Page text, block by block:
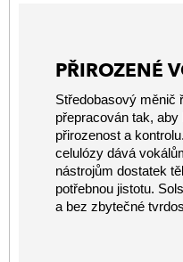
PŘIROZENÉ
Středobasový měnič
přepracován tak, aby
přirozenost a
celulózy dává
nástrojům dostatek
potřebnou jistotu.
a bez zbytečné